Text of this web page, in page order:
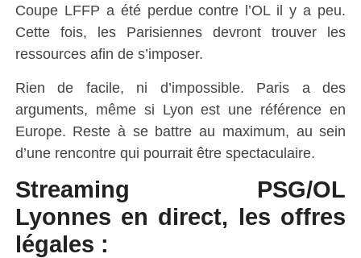
Coupe LFFP a été perdue contre l’OL il y a peu.
Cette fois, les Parisiennes devront trouver les
ressources afin de s’imposer.
Rien de facile, ni d’impossible. Paris a des
arguments, même si Lyon est une référence en
Europe. Reste à se battre au maximum, au sein
d’une rencontre qui pourrait être spectaculaire.
Streaming PSG/OL
Lyonnes en direct, les offres
légales :